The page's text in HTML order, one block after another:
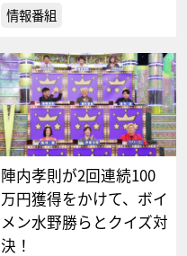
情報番組
陣内孝則が2回連続100
万円獲得をかけて、ボイ
メン水野勝らとクイズ対
決！